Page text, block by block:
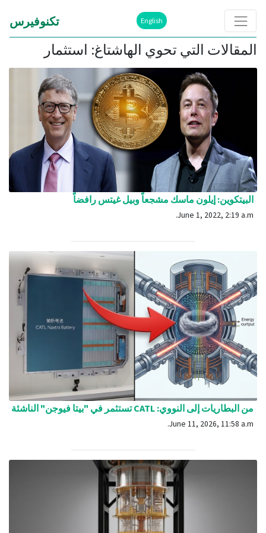
English تكنوفيرس
المقالات التي تحوي الهاشتاغ: استثمار
البيتكوين: إيلون ماسك مشجعاً وبيل غيتس رافضاً
من البطاريات إلى النووي: CATL تستثمر في "بيتا فيوجن" الناشئة